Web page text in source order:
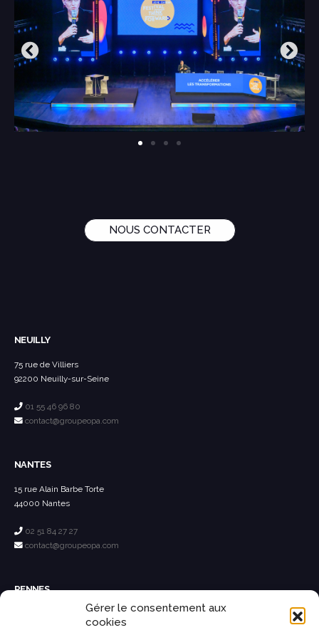
Gérer le consentement aux
cookies
NOUS CONTACTER
NEUILLY
75 rue de Villiers
92200 Neuilly-sur-Seine
01 55 46 96 80
contact@groupeopa.com
NANTES
15 rue Alain Barbe Torte
44000 Nantes
02 51 84 27 27
contact@groupeopa.com
RENNES
26 avenue de Bretagne